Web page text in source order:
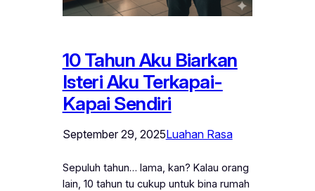
10 Tahun Aku Biarkan
Isteri Aku Terkapai-
Kapai Sendiri
September 29, 2025Luahan Rasa
Sepuluh tahun… lama, kan? Kalau orang
lain, 10 tahun tu cukup untuk bina rumah